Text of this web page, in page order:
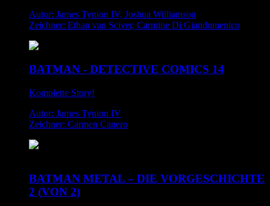
Autor: James Tynion IV, Joshua Williamson
Zeichner: Ethan van Sciver, Carmine Di Giandomenico
BATMAN - DETECTIVE COMICS 14
Komplette Story!
Autor: James Tynion IV
Zeichner: Carmen Canero
BATMAN METAL – DIE VORGESCHICHTE
2 (VON 2)